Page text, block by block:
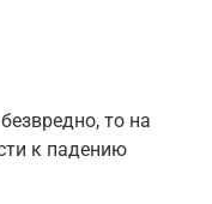
то на
к падению